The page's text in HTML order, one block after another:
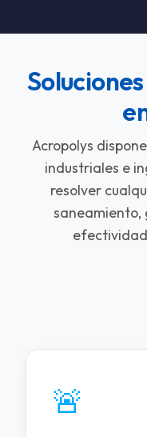
Acropolys
industriales e
resolver
saneamiento,
🚨